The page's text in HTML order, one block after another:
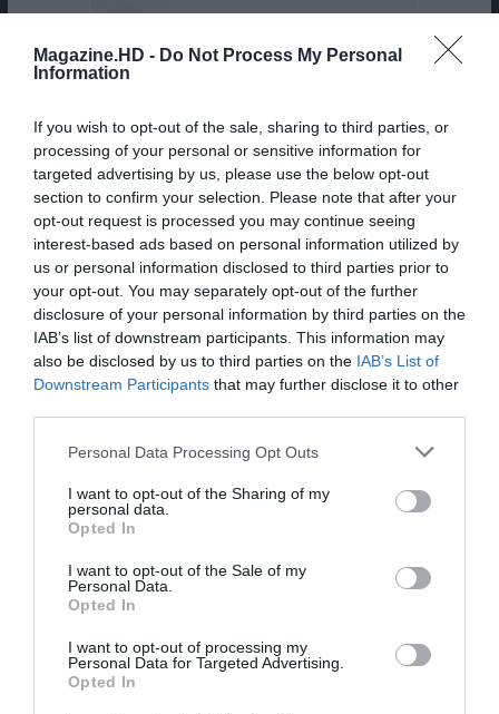
Magazine.HD - Do Not Process My Personal
Information
If you wish to opt-out of the sale, sharing to third parties, or
processing of your personal or sensitive information for
targeted advertising by us, please use the below opt-out
section to confirm your selection. Please note that after your
opt-out request is processed you may continue seeing
interest-based ads based on personal information utilized by
us or personal information disclosed to third parties prior to
your opt-out. You may separately opt-out of the further
disclosure of your personal information by third parties on the
IAB’s list of downstream participants. This information may
also be disclosed by us to third parties on the IAB’s List of
Downstream Participants that may further disclose it to other
Personal Data Processing Opt Outs
I want to opt-out of the Sharing of my
personal data.
Opted In
I want to opt-out of the Sale of my
Personal Data.
Opted In
I want to opt-out of processing my
Personal Data for Targeted Advertising.
Opted In
Pub
ÚLTIMAS CRÍTICAS FAV DO LEITOR